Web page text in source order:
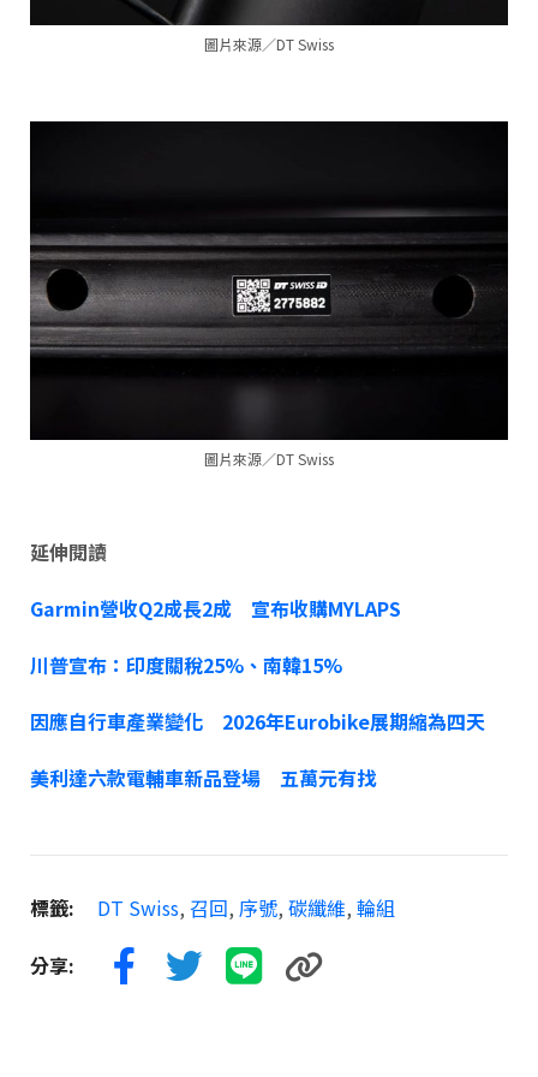
圖片來源／DT Swiss
圖片來源／DT Swiss
延伸閱讀
Garmin營收Q2成長2成 宣布收購MYLAPS
川普宣布：印度關稅25%、南韓15%
因應自行車產業變化 2026年Eurobike展期縮為四天
美利達六款電輔車新品登場 五萬元有找
標籤: DT Swiss, 召回, 序號, 碳纖維, 輪組
分享: